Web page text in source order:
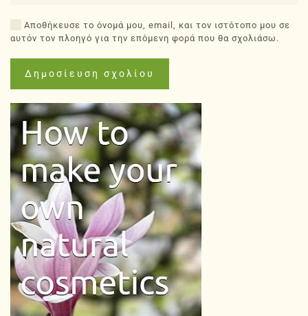
Αποθήκευσε το όνομά μου, email, και τον ιστότοπο μου σε
αυτόν τον πλοηγό για την επόμενη φορά που θα σχολιάσω.
Δημοσίευση σχολίου